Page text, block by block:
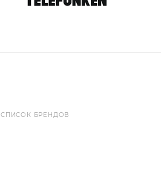
СПИСОК БРЕНДОВ